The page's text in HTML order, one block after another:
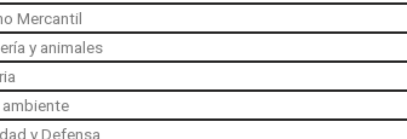
Mercantil
y animales
y Defensa